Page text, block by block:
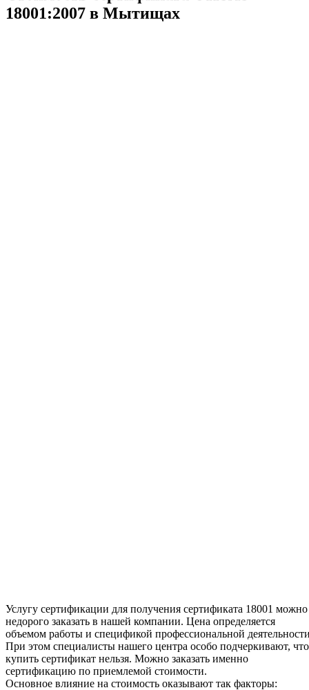
18001:2007 в Мытищах
Услугу сертификации для получения сертификата 18001 можно
недорого заказать в нашей компании. Цена определяется
объемом работы и спецификой профессиональной
При этом специалисты нашего центра особо подчеркивают, что
купить сертификат нельзя. Можно заказать именно
сертификацию по приемлемой стоимости.
Основное влияние на стоимость оказывают так факторы: